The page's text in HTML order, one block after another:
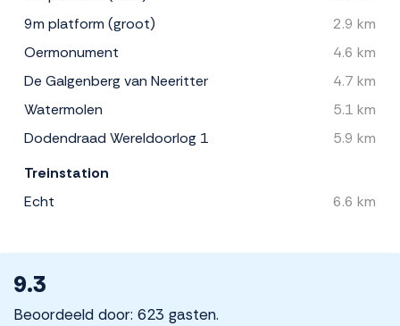
9m platform (groot)
2.9 km
Oermonument
4.6 km
De Galgenberg van Neeritter
4.7 km
Watermolen
5.1 km
Dodendraad Wereldoorlog 1
5.9 km
Treinstation
Echt
6.6 km
9.3
Beoordeeld door: 623 gasten.